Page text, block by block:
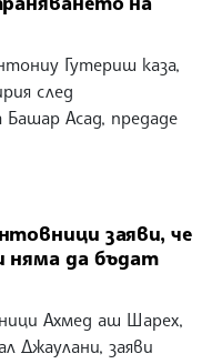
Гутериш каза,
след
Асад, предаде
заяви, че
няма да бъдат
Ахмед аш Шарех,
Джаулани, заяви